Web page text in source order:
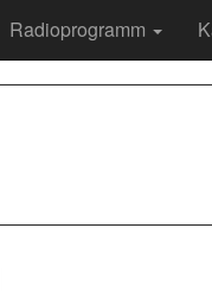
Radioprogramm